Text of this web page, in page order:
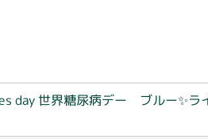
day 世界糖尿病デー ブルー✨ラ